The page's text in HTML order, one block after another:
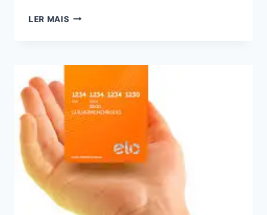
LER MAIS BRASILCARD:
VISA
CONTA
DIGITAL